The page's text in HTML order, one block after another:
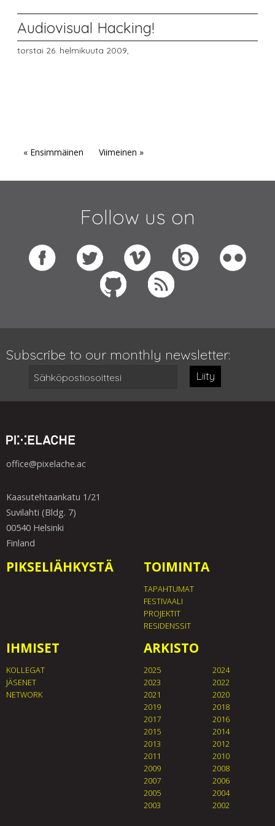
Audiovisual Hacking!
torstai 26. helmikuuta 2009,
« Ensimmäinen Viimeinen »
Follow us on
Subscribe to our monthly newsletter:
Liity
office@pixelache.ac
Kaasutehtaankatu 1/21
Suvilahti (Bldg. 7)
00540 Helsinki
Finland
PIKSELIÄHKYSTÄ TOIMINTA
TAPAHTUMAT
FESTIVAALI
PROJEKTIT
RESIDENSSIT
IHMISET
KOLLEGAT
JÄSENET
NETWORK
ARKISTO
2025
2024
2023
2022
2021
2020
2019
2018
2017
2016
2015
2014
2013
2012
2011
2010
2009
2008
2007
2006
2005
2004
2003
2002